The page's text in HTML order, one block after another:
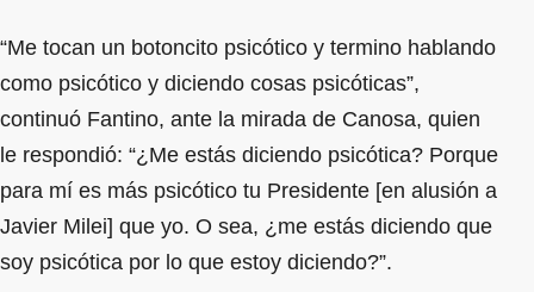
“Me tocan un botoncito psicótico y termino hablando
como psicótico y diciendo cosas psicóticas”,
continuó Fantino, ante la mirada de Canosa, quien
le respondió: “¿Me estás diciendo psicótica? Porque
para mí es más psicótico tu Presidente [en alusión a
Javier Milei] que yo. O sea, ¿me estás diciendo que
soy psicótica por lo que estoy diciendo?”.